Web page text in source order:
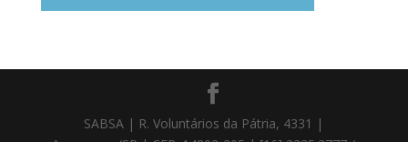
SABSA | R. Voluntários da Pátria, 4331 |